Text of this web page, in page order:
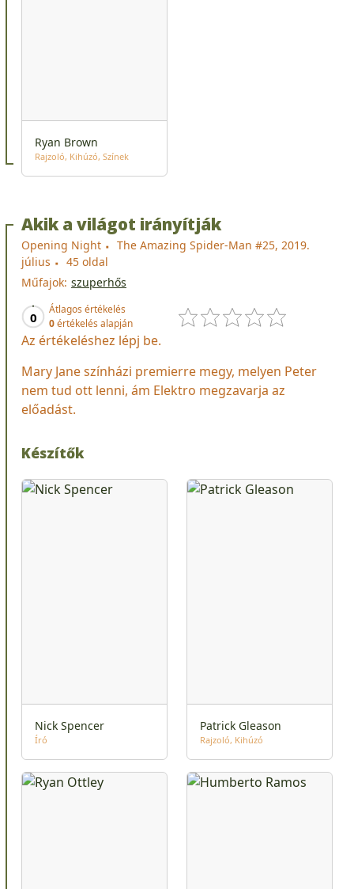
Ryan Brown
Rajzoló Kihúzó Színek
Akik a világot irányítják
Opening Night
The Amazing Spider-Man #25, 2019.
július
45 oldal
Műfajok: szuperhős
0
Átlagos értékelés
0értékelés alapján
Az értékeléshez lépj be.
Mary Jane színházi premierre megy, melyen Peter
nem tud ott lenni, ám Elektro megzavarja az
előadást.
Készítők
Nick Spencer
Író
Patrick Gleason
Rajzoló Kihúzó